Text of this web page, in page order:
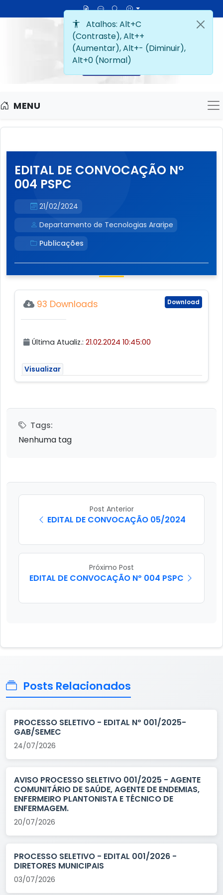
MENU
EDITAL DE CONVOCAÇÃO Nº
004 PSPC
21/02/2024
Departamento de Tecnologias Araripe
Publicações
Download
93 Downloads
Última Atualiz.: 21.02.2024 10:45:00
Visualizar
Tags:
Nenhuma tag
Post Anterior
EDITAL DE CONVOCAÇÃO 05/2024
Próximo Post
EDITAL DE CONVOCAÇÃO Nº 004 PSPC
Posts Relacionados
PROCESSO SELETIVO - EDITAL Nº 001/2025-
GAB/SEMEC
24/07/2026
AVISO PROCESSO SELETIVO 001/2025 - AGENTE
COMUNITÁRIO DE SAÚDE, AGENTE DE ENDEMIAS,
ENFERMEIRO PLANTONISTA E TÉCNICO DE
ENFERMAGEM.
20/07/2026
PROCESSO SELETIVO - EDITAL 001/2026 -
DIRETORES MUNICIPAIS
03/07/2026